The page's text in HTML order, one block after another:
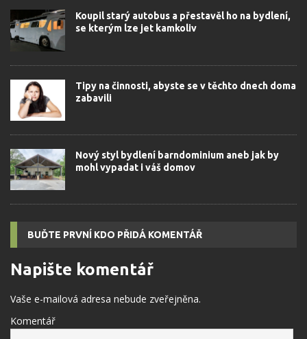
Koupil starý autobus a přestavěl ho na bydlení,
se kterým lze jet kamkoliv
Tipy na činnosti, abyste se v těchto dnech doma
zabavili
Nový styl bydlení barndominium aneb jak by
mohl vypadat i váš domov
BUĎTE PRVNÍ KDO PŘIDÁ KOMENTÁŘ
Napište komentář
Vaše e-mailová adresa nebude zveřejněna.
Komentář